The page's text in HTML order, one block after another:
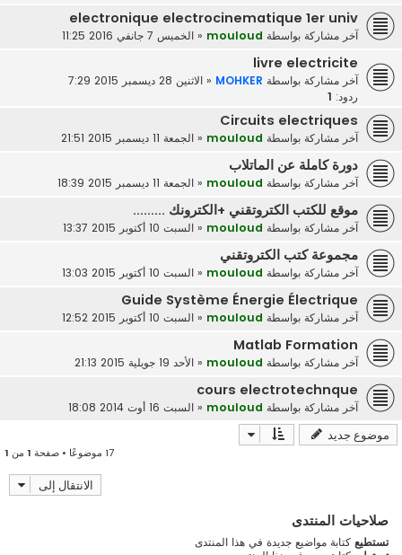
electronique electrocinematique 1er univ
آخر مشاركة بواسطة mouloud
« الخميس 7 جانفي 2016 11:25
livre electricite
آخر مشاركة بواسطة MOHKER
« الاثنين 28 ديسمبر 2015 7:29
ردود: 1
Circuits electriques
آخر مشاركة بواسطة mouloud
« الجمعة 11 ديسمبر 2015 21:51
دورة كاملة عن الماتلاب
آخر مشاركة بواسطة mouloud
« الجمعة 11 ديسمبر 2015 18:39
موقع للكتب الكتروتقني +الكترونك .........
آخر مشاركة بواسطة mouloud
« السبت 10 أكتوبر 2015 13:37
مجموعة كتب الكتروتقني
آخر مشاركة بواسطة mouloud
« السبت 10 أكتوبر 2015 13:03
Guide Système Énergie Électrique
آخر مشاركة بواسطة mouloud
« السبت 10 أكتوبر 2015 12:52
Matlab Formation
آخر مشاركة بواسطة mouloud
« الأحد 19 جويلية 2015 21:13
cours electrotechnque
آخر مشاركة بواسطة mouloud
« السبت 16 أوت 2014 18:08
موضوع جديد
17 موضوعًا • صفحة 1 من 1
الانتقال إلى
صلاحيات المنتدى
تستطيع كتابة مواضيع جديدة في هذا المنتدى